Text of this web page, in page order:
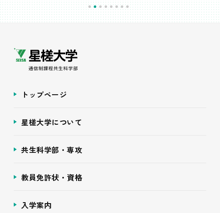
トップページ
星槎大学について
共生科学部・専攻
教員免許状・資格
入学案内